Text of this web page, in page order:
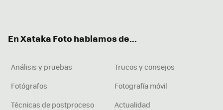
En Xataka Foto hablamos de...
Análisis y pruebas
Trucos y consejos
Fotógrafos
Fotografía móvil
Técnicas de postproceso
Actualidad